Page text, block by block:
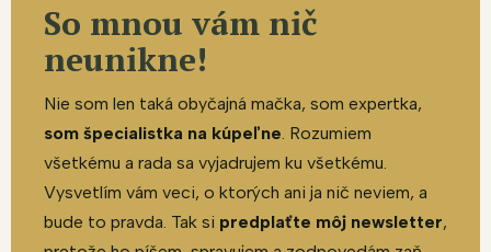
So mnou vám nič
neunikne!
Nie som len taká obyčajná mačka, som expertka,
som špecialistka na kúpeľne. Rozumiem
všetkému a rada sa vyjadrujem ku všetkému.
Vysvetlím vám veci, o ktorých ani ja nič neviem, a
bude to pravda. Tak si predplaťte môj newsletter,